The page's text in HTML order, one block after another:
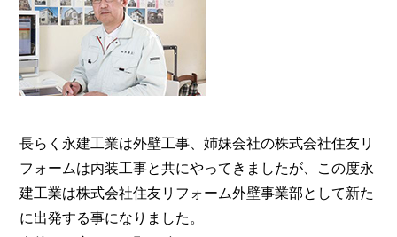
事業部へ。【電話：0800-200-5246/受付：8時～20
時土日対応】メール相談・御見積り依頼は24時間受
付。『後悔しない塗り替えガイドブック』無料進呈
長らく永建工業は外壁工事、姉妹会社の株式会社住友リ
フォームは内装工事と共にやってきましたが、この度永
建工業は株式会社住友リフォーム外壁事業部として新た
に出発する事になりました。